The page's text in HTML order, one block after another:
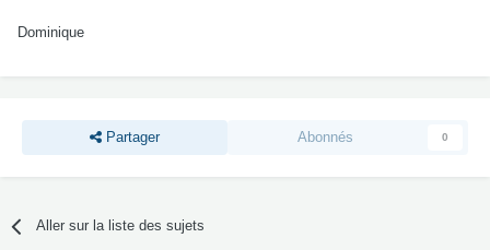
Dominique
Partager Abonnés 0
Aller sur la liste des sujets